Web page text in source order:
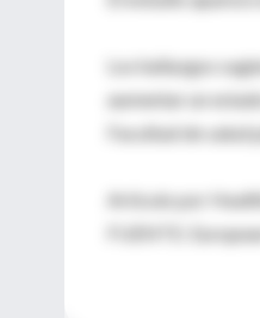
Los hallazgos
aumentar un
Facultad de salud
Artículo por
FUENTE: